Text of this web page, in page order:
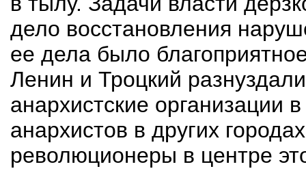
дело восстановления
ее дела было
Ленин и Троцкий
анархистские организации
анархистов в других
революционеры в центре